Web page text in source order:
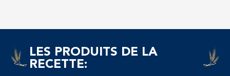
LES PRODUITS DE LA
RECETTE: